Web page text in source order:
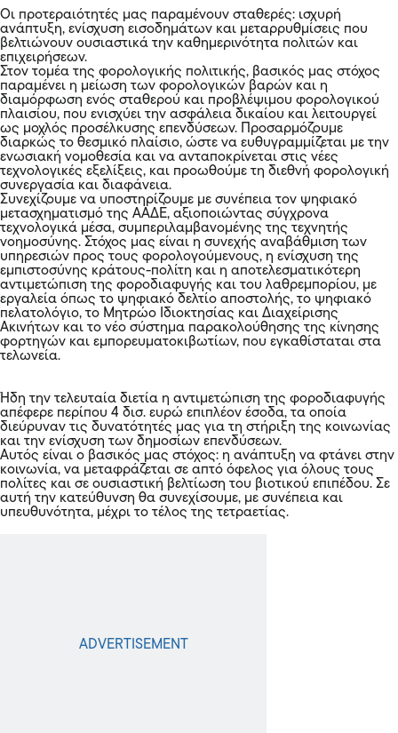
Οι προτεραιότητές μας παραμένουν σταθερές: ισχυρή
ανάπτυξη, ενίσχυση εισοδημάτων και μεταρρυθμίσεις που
βελτιώνουν ουσιαστικά την καθημερινότητα πολιτών και
επιχειρήσεων.
Στον τομέα της φορολογικής πολιτικής, βασικός μας στόχος
παραμένει η μείωση των φορολογικών βαρών και η
διαμόρφωση ενός σταθερού και προβλέψιμου φορολογικού
πλαισίου, που ενισχύει την ασφάλεια δικαίου και λειτουργεί
ως μοχλός προσέλκυσης επενδύσεων. Προσαρμόζουμε
διαρκώς το θεσμικό πλαίσιο, ώστε να ευθυγραμμίζεται με την
ενωσιακή νομοθεσία και να ανταποκρίνεται στις νέες
τεχνολογικές εξελίξεις, και προωθούμε τη διεθνή φορολογική
συνεργασία και διαφάνεια.
Συνεχίζουμε να υποστηρίζουμε με συνέπεια τον ψηφιακό
μετασχηματισμό της ΑΑΔΕ, αξιοποιώντας σύγχρονα
τεχνολογικά μέσα, συμπεριλαμβανομένης της τεχνητής
νοημοσύνης. Στόχος μας είναι η συνεχής αναβάθμιση των
υπηρεσιών προς τους φορολογούμενους, η ενίσχυση της
εμπιστοσύνης κράτους-πολίτη και η αποτελεσματικότερη
αντιμετώπιση της φοροδιαφυγής και του λαθρεμπορίου, με
εργαλεία όπως το ψηφιακό δελτίο αποστολής, το ψηφιακό
πελατολόγιο, το Μητρώο Ιδιοκτησίας και Διαχείρισης
Ακινήτων και το νέο σύστημα παρακολούθησης της κίνησης
φορτηγών και εμπορευματοκιβωτίων, που εγκαθίσταται στα
τελωνεία.
Ήδη την τελευταία διετία η αντιμετώπιση της φοροδιαφυγής
απέφερε περίπου 4 δισ. ευρώ επιπλέον έσοδα, τα οποία
διεύρυναν τις δυνατότητές μας για τη στήριξη της κοινωνίας
και την ενίσχυση των δημοσίων επενδύσεων.
Αυτός είναι ο βασικός μας στόχος: η ανάπτυξη να φτάνει στην
κοινωνία, να μεταφράζεται σε απτό όφελος για όλους τους
πολίτες και σε ουσιαστική βελτίωση του βιοτικού επιπέδου. Σε
αυτή την κατεύθυνση θα συνεχίσουμε, με συνέπεια και
υπευθυνότητα, μέχρι το τέλος της τετραετίας.